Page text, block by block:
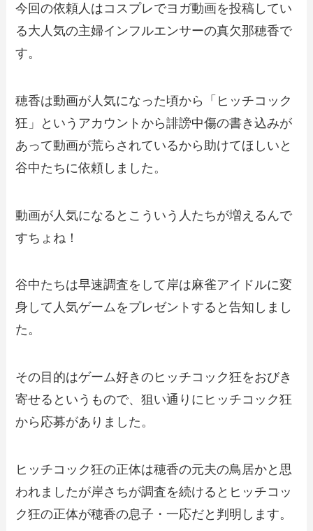
今回の依頼人はコスプレでヨガ動画を投稿してい
る大人気の主婦インフルエンサーの真欠那穂香で
す。
穂香は動画が人気になった頃から「ヒッチコック
狂」というアカウントから誹謗中傷の書き込みが
あって動画が荒らされているから助けてほしいと
谷中たちに依頼しました。
動画が人気になるとこういう人たちが増えるんで
すちょね！
谷中たちは早速調査をして岸は麻雀アイドルに変
身して人気ゲームをプレゼントすると告知しまし
た。
その目的はゲーム好きのヒッチコック狂をおびき
寄せるというもので、狙い通りにヒッチコック狂
から応募がありました。
ヒッチコック狂の正体は穂香の元夫の鳥居かと思
われましたが岸さちが調査を続けるとヒッチコッ
ク狂の正体が穂香の息子・一応だと判明します。